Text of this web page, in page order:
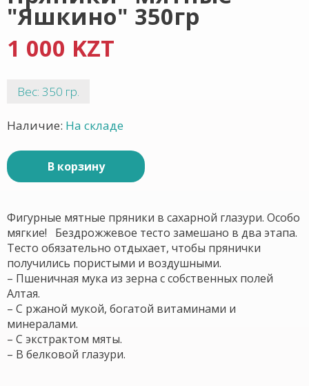
"Яшкино" 350гр
1 000 KZT
Вес: 350 гр.
Наличие: На складе
В корзину
Фигурные мятные пряники в сахарной глазури. Особо
мягкие! Бездрожжевое тесто замешано в два этапа.
Тесто обязательно отдыхает, чтобы прянички
получились пористыми и воздушными.
– Пшеничная мука из зерна с собственных полей
Алтая.
– С ржаной мукой, богатой витаминами и
минералами.
– С экстрактом мяты.
– В белковой глазури.